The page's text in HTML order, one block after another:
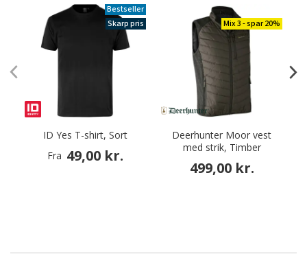
Bestseller
Skarp pris
ID Yes T-shirt, Sort
Fra 49,00 kr.
Mix 3 - spar 20%
Deerhunter Moor vest
med strik, Timber
499,00 kr.